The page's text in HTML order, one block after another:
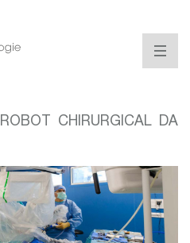
ROBOT CHIRURGICAL DA